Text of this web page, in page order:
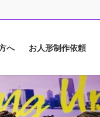
へ お人形制作依頼